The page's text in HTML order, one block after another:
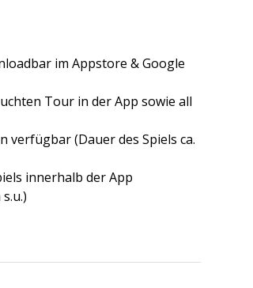
im Appstore & Google
Tour in der App sowie all
verfügbar (Dauer des Spiels ca.
innerhalb der App